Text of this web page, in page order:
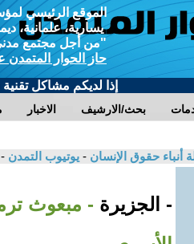
الموقع الرئيسي
يسارية، علمانية،
"من أجل مجتمع مدني
حاز الحوار المتمدن
إذا لديكم مشاكل
الاخبار بحث/الارشيف
أنباء حقوق الإنسان - يوتيوب التمدن
- الجزيرة - مبعوث